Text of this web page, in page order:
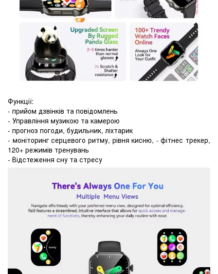
Функції:
- прийом дзвінків та повідомлень
- Управління музикою та камерою
- прогноз погоди, будильник, ліхтарик
- моніторинг серцевого ритму, рівня кисню, - фітнес трекер,
120+ режимів тренувань
- Відстеження сну та стресу